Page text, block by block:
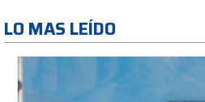
LO MAS LEÍDO